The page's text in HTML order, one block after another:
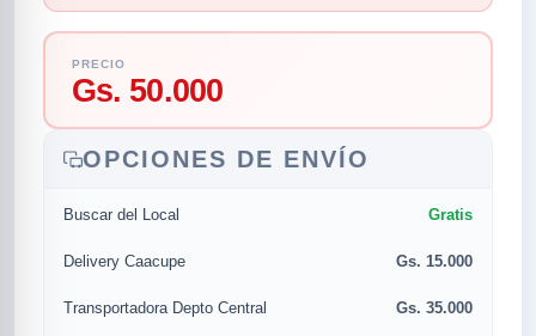
MUSICAL
PRECIO
Gs. 50.000
OPCIONES DE ENVÍO
Buscar del Local Gratis
Delivery Caacupe Gs. 15.000
Transportadora Depto Central Gs. 35.000